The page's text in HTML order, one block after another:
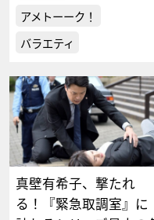
アメトーーク！
バラエティ
真壁有希子、撃たれ
る！『緊急取調室』に